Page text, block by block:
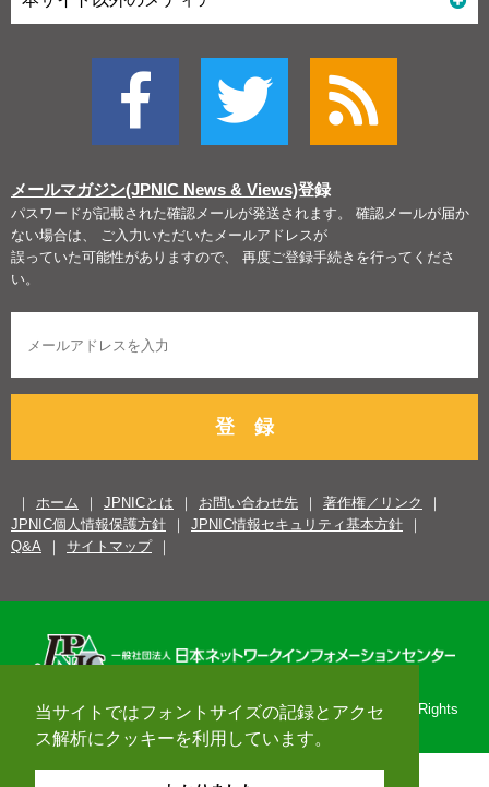
当サイトではフォントサイズの記録とアクセ
ス解析にクッキーを利用しています。
メールマガジン(JPNIC News & Views)登録
パスワードが記載された確認メールが発送されます。 確認メールが届か
ない場合は、 ご入力いただいたメールアドレスが
誤っていた可能性がありますので、 再度ご登録手続きを行ってくださ
い。
登 録
ホーム JPNICとは お問い合わせ先
著作権／リンク
JPNIC個人情報保護方針
JPNIC情報セキュリティ基本方針
Q&A
サイトマップ
Copyright© 1996-2026 Japan Network Information Center. All Rights
Reserved.